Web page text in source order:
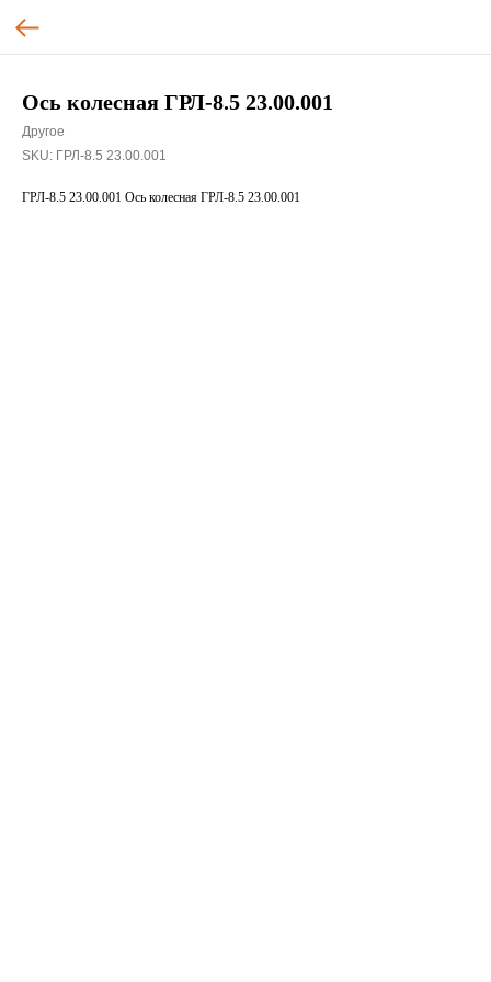
Ось колесная ГРЛ-8.5 23.00.001
Другое
SKU: ГРЛ-8.5 23.00.001
ГРЛ-8.5 23.00.001 Ось колесная ГРЛ-8.5 23.00.001